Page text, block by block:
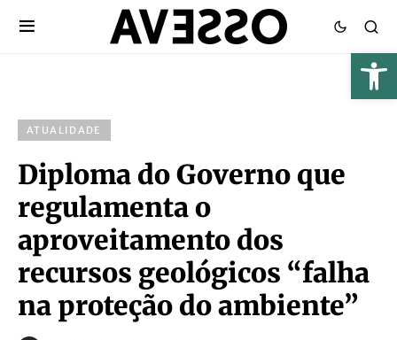
ATUALIDADE
Diploma do Governo que
regulamenta o
aproveitamento dos
recursos geológicos “falha
na proteção do ambiente”